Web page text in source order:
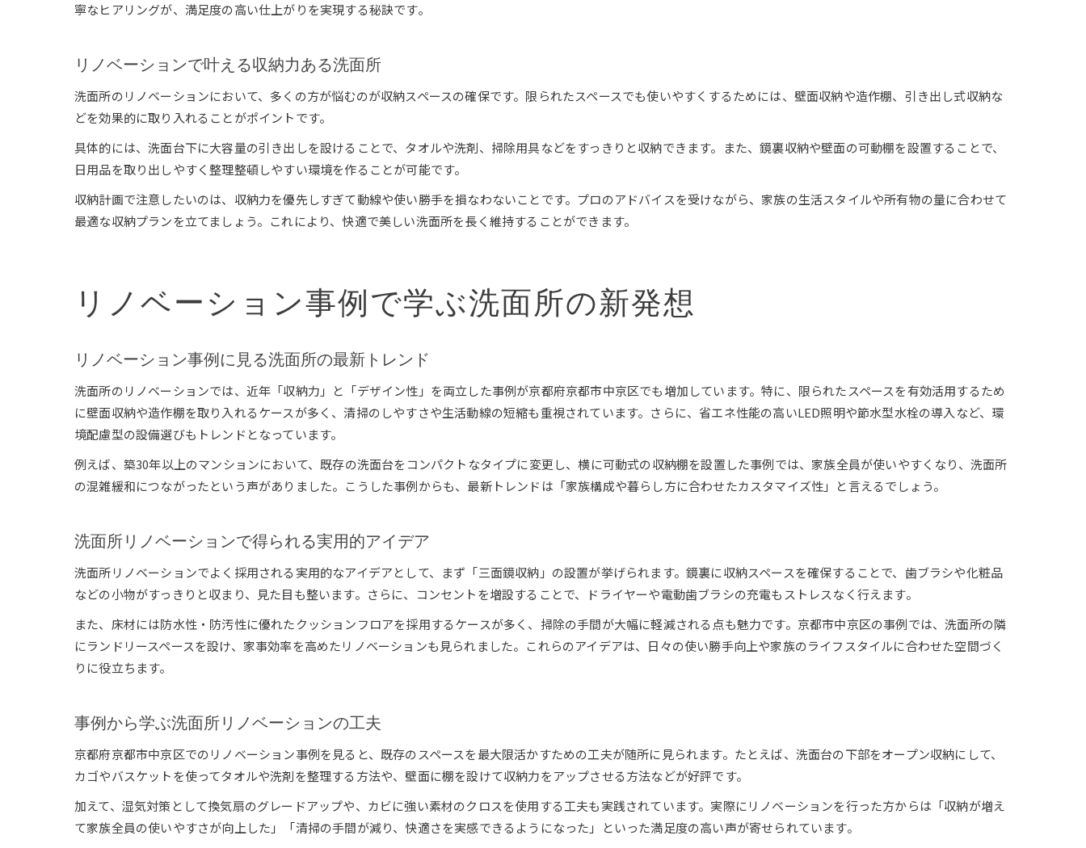
寧なヒアリングが、満足度の高い仕上がりを実現する秘訣です。
リノベーションで叶える収納力ある洗面所
洗面所のリノベーションにおいて、多くの方が悩むのが収納スペースの確保です。限られたスペースでも使いやすくするためには、壁面収納や造作棚、引き出し式収納な
どを効果的に取り入れることがポイントです。
具体的には、洗面台下に大容量の引き出しを設けることで、タオルや洗剤、掃除用具などをすっきりと収納できます。また、鏡裏収納や壁面の可動棚を設置することで、
日用品を取り出しやすく整理整頓しやすい環境を作ることが可能です。
収納計画で注意したいのは、収納力を優先しすぎて動線や使い勝手を損なわないことです。プロのアドバイスを受けながら、家族の生活スタイルや所有物の量に合わせて
最適な収納プランを立てましょう。これにより、快適で美しい洗面所を長く維持することができます。
リノベーション事例で学ぶ洗面所の新発想
リノベーション事例に見る洗面所の最新トレンド
洗面所のリノベーションでは、近年「収納力」と「デザイン性」を両立した事例が京都府京都市中京区でも増加しています。特に、限られたスペースを有効活用するため
に壁面収納や造作棚を取り入れるケースが多く、清掃のしやすさや生活動線の短縮も重視されています。さらに、省エネ性能の高いLED照明や節水型水栓の導入など、環
境配慮型の設備選びもトレンドとなっています。
例えば、築30年以上のマンションにおいて、既存の洗面台をコンパクトなタイプに変更し、横に可動式の収納棚を設置した事例では、家族全員が使いやすくなり、洗面所
の混雑緩和につながったという声がありました。こうした事例からも、最新トレンドは「家族構成や暮らし方に合わせたカスタマイズ性」と言えるでしょう。
洗面所リノベーションで得られる実用的アイデア
洗面所リノベーションでよく採用される実用的なアイデアとして、まず「三面鏡収納」の設置が挙げられます。鏡裏に収納スペースを確保することで、歯ブラシや化粧品
などの小物がすっきりと収まり、見た目も整います。さらに、コンセントを増設することで、ドライヤーや電動歯ブラシの充電もストレスなく行えます。
また、床材には防水性・防汚性に優れたクッションフロアを採用するケースが多く、掃除の手間が大幅に軽減される点も魅力です。京都市中京区の事例では、洗面所の隣
にランドリースペースを設け、家事効率を高めたリノベーションも見られました。これらのアイデアは、日々の使い勝手向上や家族のライフスタイルに合わせた空間づく
りに役立ちます。
事例から学ぶ洗面所リノベーションの工夫
京都府京都市中京区でのリノベーション事例を見ると、既存のスペースを最大限活かすための工夫が随所に見られます。たとえば、洗面台の下部をオープン収納にして、
カゴやバスケットを使ってタオルや洗剤を整理する方法や、壁面に棚を設けて収納力をアップさせる方法などが好評です。
加えて、湿気対策として換気扇のグレードアップや、カビに強い素材のクロスを使用する工夫も実践されています。実際にリノベーションを行った方からは「収納が増え
て家族全員の使いやすさが向上した」「清掃の手間が減り、快適さを実感できるようになった」といった満足度の高い声が寄せられています。